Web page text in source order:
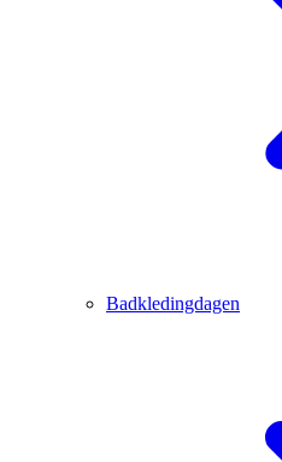
Badkledingdagen